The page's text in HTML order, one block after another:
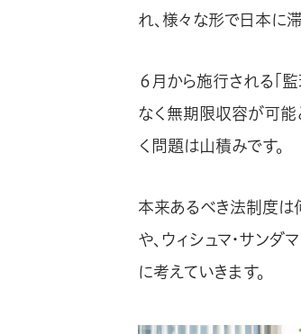
れ、様々な形で日本に
６月から施行される「
なく無期限収容が可能
く問題は山積みです。
本来あるべき法制度は
や、ウィシュマ・サン
に考えていきます。